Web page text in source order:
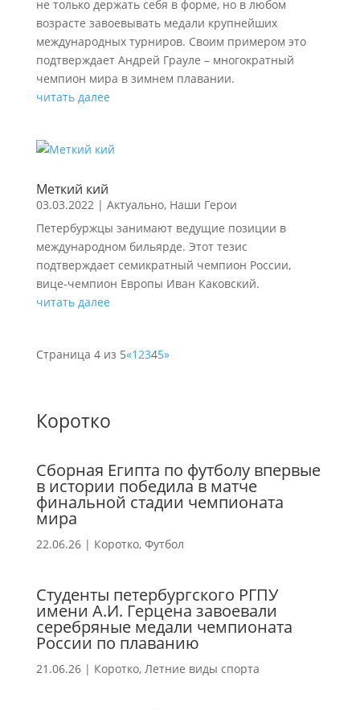
не только держать себя в форме, но в любом
возрасте завоевывать медали крупнейших
международных турниров. Своим примером это
подтверждает Андрей Грауле – многократный
чемпион мира в зимнем плавании.
читать далее
Меткий кий
03.03.2022| Актуально, Наши Герои
Петербуржцы занимают ведущие позиции в
международном бильярде. Этот тезис
подтверждает семикратный чемпион России,
вице-чемпион Европы Иван Каковский.
читать далее
Страница 4 из 5«12345»
Коротко
Сборная Египта по футболу впервые
в истории победила в матче
финальной стадии чемпионата
мира
22.06.26| Коротко, Футбол
Студенты петербургского РГПУ
имени А.И. Герцена завоевали
серебряные медали чемпионата
России по плаванию
21.06.26| Коротко, Летние виды спорта